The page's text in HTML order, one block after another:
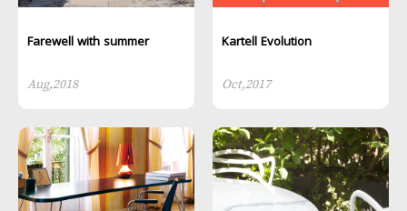
Farewell with summer
Aug,2018
Kartell Evolution
Oct,2017